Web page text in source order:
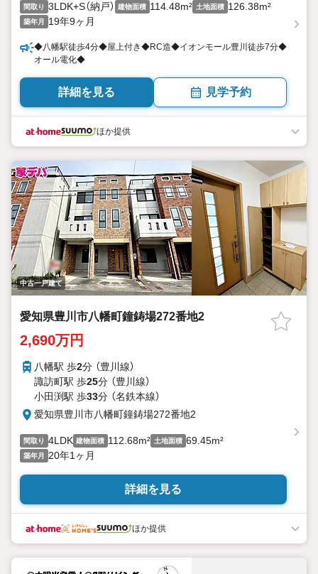
間取り 3LDK+S（納戸） 建物面積 114.48m² 土地面積 126.38m²
築年月 19年9ヶ月
◆八幡駅徒歩4分◆屋上付き◆RC造◆イオンモール豊川徒歩7分◆
オール電化◆
詳細を見る 見学予約
ほか提供
中古一戸建て
愛知県豊川市八幡町鐘鋳場272番地2
2,690万円
八幡駅 歩2分 （豊川線）
諏訪町駅 歩25分 （豊川線）
小田渕駅 歩33分 （名鉄本線）
愛知県豊川市八幡町鐘鋳場272番地2
間取り 4LDK 建物面積 112.68m² 土地面積 69.45m²
築年月 20年1ヶ月
詳細を見る
ほか提供